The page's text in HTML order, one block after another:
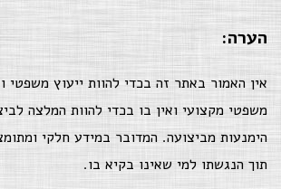
הערה:
אין האמור באתר זה בכדי להוות ייעוץ משפטי
משפטי מקצועי ואין בו בכדי להוות המלצה
הימנעות מביצועה. המדובר במידע חלקי
תוך הנגשתו למי שאינו בקיא בו.